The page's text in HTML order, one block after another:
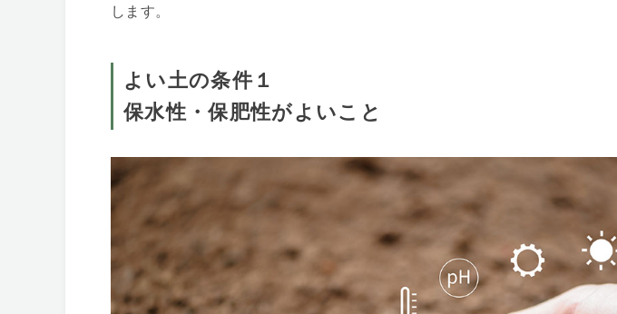
します。
よい土の条件１
保水性・保肥性がよいこと